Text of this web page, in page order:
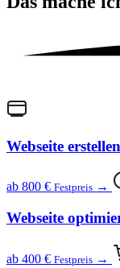
Webseite erstellen
ab 800 € Festpreis →
Webseite
ab 400 € Festpreis →